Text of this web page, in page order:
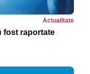
Actualitate
fost raportate